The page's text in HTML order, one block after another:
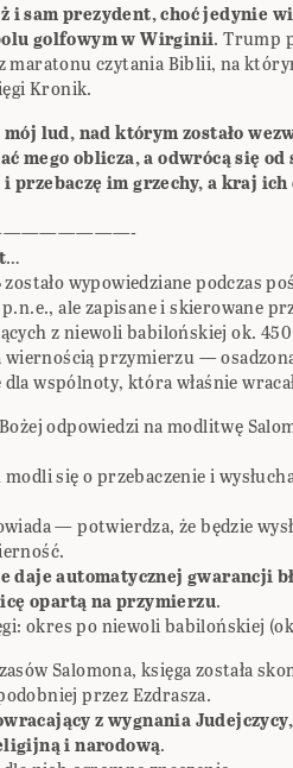
i sam prezydent, choć jedynie
golfowym w Wirginii. Trump
maratonu czytania Biblii, na
Kronik.
lud, nad którym zostało
mego oblicza, a odwrócą się od
i przebaczę im grzechy, a kraj ich
…
zostało wypowiedziane podczas
ale zapisane i skierowane
z niewoli babilońskiej ok.
wiernością przymierzu —
wspólnoty, która właśnie
odpowiedzi na modlitwę
modli się o przebaczenie i
— potwierdza, że będzie
daje automatycznej gwarancji
opartą na przymierzu.
okres po niewoli babilońskiej
Salomona, księga została
przez Ezdrasza.
z wygnania
i narodową.